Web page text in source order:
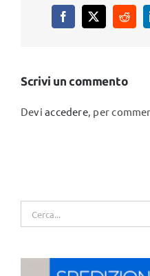
Facebook
X
Scrivi un commento
Deviaccedere, per
Cerca
per: